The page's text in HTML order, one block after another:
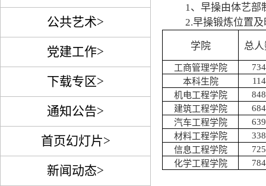
公共艺术>
党建工作>
下载专区>
通知公告>
首页幻灯片>
新闻动态>
1、早操由体艺部
2.早操锻炼位置及
学院 总
工商管理学院
734
本科生院
114
机电工程学院
848
建筑工程学院
684
汽车工程学院
639
材料工程学院
338
信息工程学院
725
化学工程学院
784